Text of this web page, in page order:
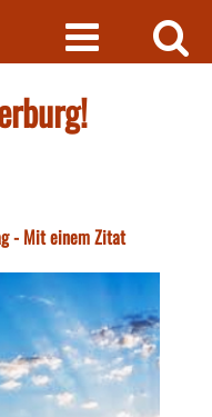
- Mit einem Zitat